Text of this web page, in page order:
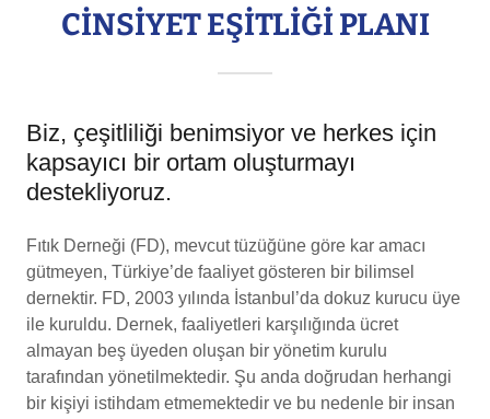
CİNSİYET EŞİTLİĞİ PLANI
Biz, çeşitliliği benimsiyor ve herkes için
kapsayıcı bir ortam oluşturmayı
destekliyoruz.
Fıtık Derneği (FD), mevcut tüzüğüne göre kar amacı
gütmeyen, Türkiye’de faaliyet gösteren bir bilimsel
dernektir. FD, 2003 yılında İstanbul’da dokuz kurucu üye
ile kuruldu. Dernek, faaliyetleri karşılığında ücret
almayan beş üyeden oluşan bir yönetim kurulu
tarafından yönetilmektedir. Şu anda doğrudan herhangi
bir kişiyi istihdam etmemektedir ve bu nedenle bir insan